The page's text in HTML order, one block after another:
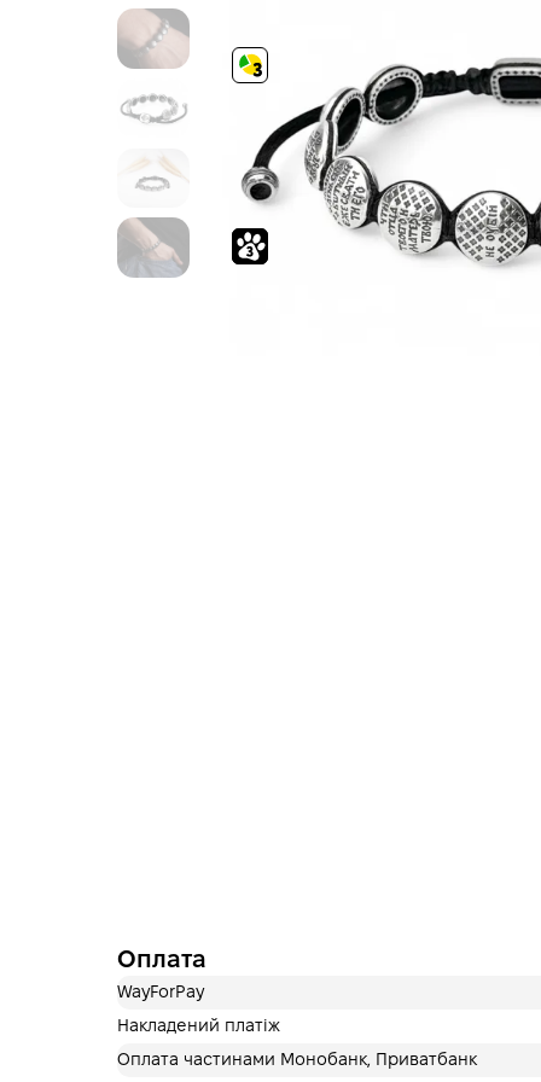
Оплата
WayForPay
Накладений платіж
Оплата частинами Монобанк, Приватбанк